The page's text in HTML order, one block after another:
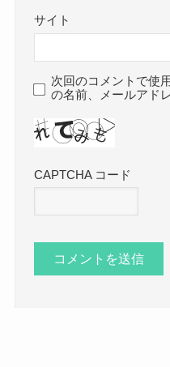
サイト
次回のコメントで使
の名前、メールアド
CAPTCHA コード